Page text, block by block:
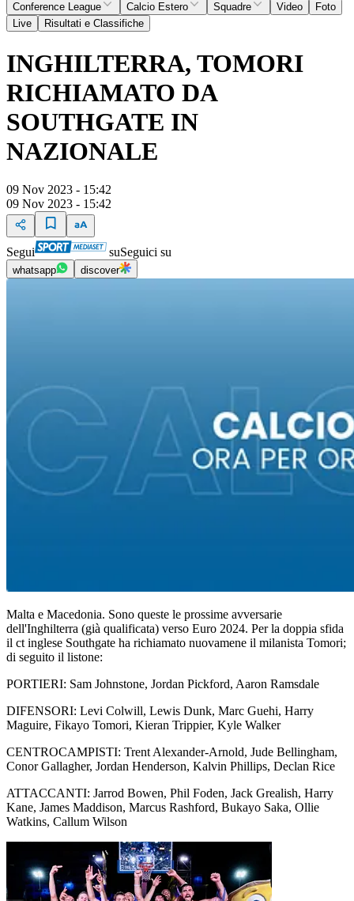
Conference League
Calcio Estero Squadre Video
Foto
Live
Risultati e Classifiche
INGHILTERRA, TOMORI
RICHIAMATO DA
SOUTHGATE IN
NAZIONALE
09 Nov 2023 - 15:42
09 Nov 2023 - 15:42
Segui suSeguici su
whatsapp discover
Malta e Macedonia. Sono queste le prossime avversarie
dell'Inghilterra (già qualificata) verso Euro 2024. Per la doppia sfida
il ct inglese Southgate ha richiamato nuovamene il milanista Tomori;
di seguito il listone:
PORTIERI: Sam Johnstone, Jordan Pickford, Aaron Ramsdale
DIFENSORI: Levi Colwill, Lewis Dunk, Marc Guehi, Harry
Maguire, Fikayo Tomori, Kieran Trippier, Kyle Walker
CENTROCAMPISTI: Trent Alexander-Arnold, Jude Bellingham,
Conor Gallagher, Jordan Henderson, Kalvin Phillips, Declan Rice
ATTACCANTI: Jarrod Bowen, Phil Foden, Jack Grealish, Harry
Kane, James Maddison, Marcus Rashford, Bukayo Saka, Ollie
Watkins, Callum Wilson